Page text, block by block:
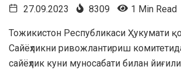
27.09.2023 8309 1 Min Read
Тожикистон Республикаси Ҳукумати
Сайёҳликни ривожлантириш
сайёҳлик куни муносабати билан